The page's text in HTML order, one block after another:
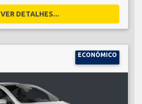
VER DETALHES...
ECONÓMICO